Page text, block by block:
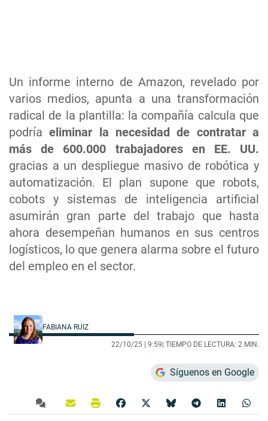
Un informe interno de Amazon, revelado por
varios medios, apunta a una transformación
radical de la plantilla: la compañía calcula que
podríaeliminar la necesidad de contratar a
más de 600.000 trabajadores en EE. UU.
gracias a un despliegue masivo de robótica y
automatización. El plan supone que robots,
cobots y sistemas de inteligencia artificial
asumirán gran parte del trabajo que hasta
ahora desempeñan humanos en sus centros
logísticos, lo que genera alarma sobre el futuro
del empleo en el sector.
FABIANA RUIZ
22/10/25 | 9:59| TIEMPO DE LECTURA: 2 MIN.
Síguenos en Google